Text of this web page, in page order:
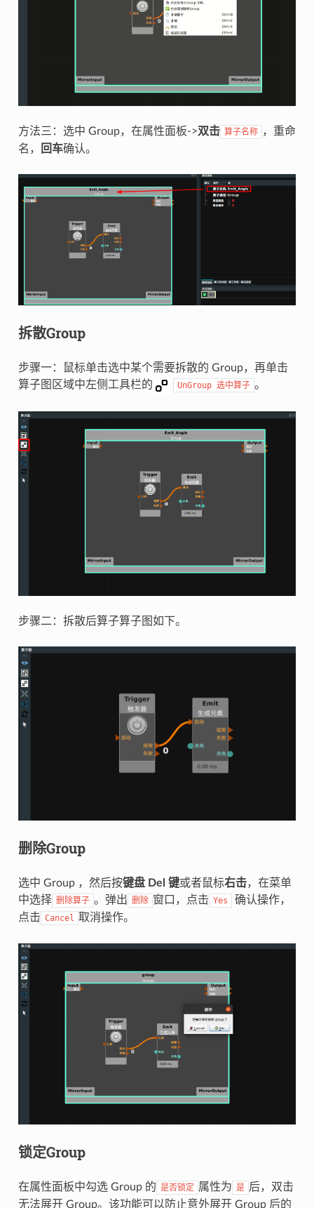
方法三：选中 Group，在属性面板->双击 算子名称 ，重命
名，
回车确认。
拆散Group
步骤一：鼠标单击选中某个需要拆散的 Group，再单击
算子图区域中左侧工具栏的
UnGroup 选中算子 。
步骤二：拆散后算子算子图如下。
删除Group
选中 Group ，然后按键盘 Del 键或者鼠标右击，在菜单
中选择 删除算子 。弹出 删除 窗口，点击 Yes
确认操作，
点击 Cancel 取消操作。
锁定Group
在属性面板中勾选 Group 的 是否锁定 属性为 是 后，双击
无法展开 Group。该功能可以防止意外展开 Group 后的